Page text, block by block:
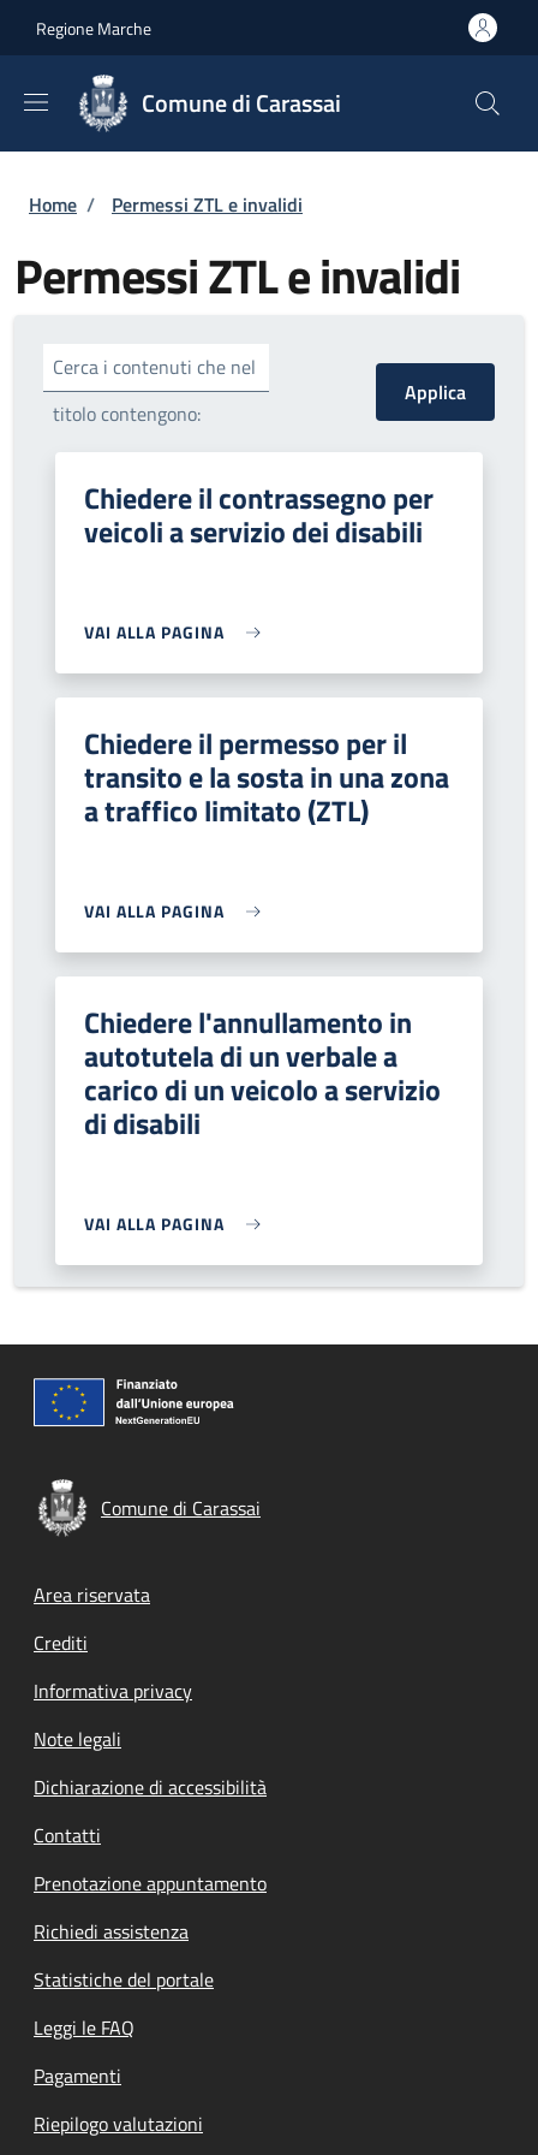
Regione Marche
Comune di Carassai
Briciole di pane
Home / Permessi ZTL e invalidi
Permessi ZTL e invalidi
Cerca i contenuti che nel
titolo contengono:
Chiedere il contrassegno per
veicoli a servizio dei disabili
VAI ALLA PAGINA
Chiedere il permesso per il
transito e la sosta in una zona
a traffico limitato (ZTL)
VAI ALLA PAGINA
Chiedere l'annullamento in
autotutela di un verbale a
carico di un veicolo a servizio
di disabili
VAI ALLA PAGINA
Comune di Carassai
Footer menu
Area riservata
Crediti
Informativa privacy
Note legali
Dichiarazione di accessibilità
Contatti
Prenotazione appuntamento
Richiedi assistenza
Statistiche del portale
Leggi le FAQ
Pagamenti
Riepilogo valutazioni